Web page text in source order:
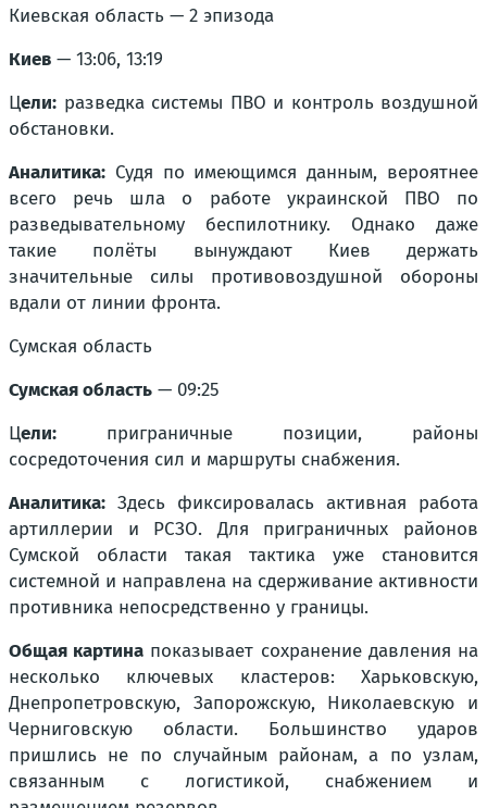
Киевская область — 2 эпизода
Киев — 13:06, 13:19
Цели: разведка системы ПВО и контроль воздушной
обстановки.
Аналитика: Судя по имеющимся данным, вероятнее
всего речь шла о работе украинской ПВО по
разведывательному беспилотнику. Однако даже
такие полёты вынуждают Киев держать
значительные силы противовоздушной обороны
вдали от линии фронта.
Сумская область
Сумская область — 09:25
Цели: приграничные позиции, районы
сосредоточения сил и маршруты снабжения.
Аналитика: Здесь фиксировалась активная работа
артиллерии и РСЗО. Для приграничных районов
Сумской области такая тактика уже становится
системной и направлена на сдерживание активности
противника непосредственно у границы.
Общая картина показывает сохранение давления на
несколько ключевых кластеров: Харьковскую,
Днепропетровскую, Запорожскую, Николаевскую и
Черниговскую области. Большинство ударов
пришлись не по случайным районам, а по узлам,
связанным с логистикой, снабжением и